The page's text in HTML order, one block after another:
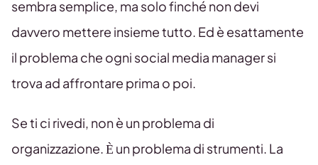
sembra semplice, ma solo finché non devi
davvero mettere insieme tutto. Ed è esattamente
il problema che ogni social media manager si
trova ad affrontare prima o poi.
Se ti ci rivedi, non è un problema di
organizzazione. È un problema di strumenti. La